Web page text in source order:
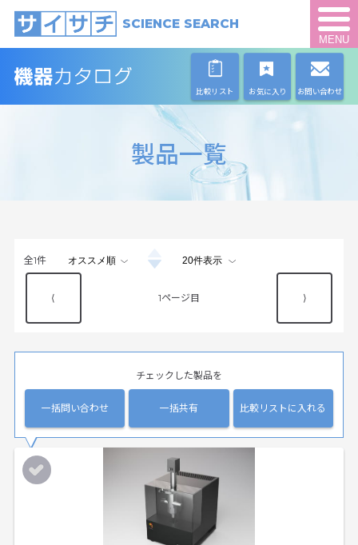
SCIENCE SEARCH
MENU
比較リスト お気に入り お問い合わせ
製品一覧
全1件
⟨ 1 ⟩
チェックした製品を
一括問い合わせ 一括共有 比較リストに入れる